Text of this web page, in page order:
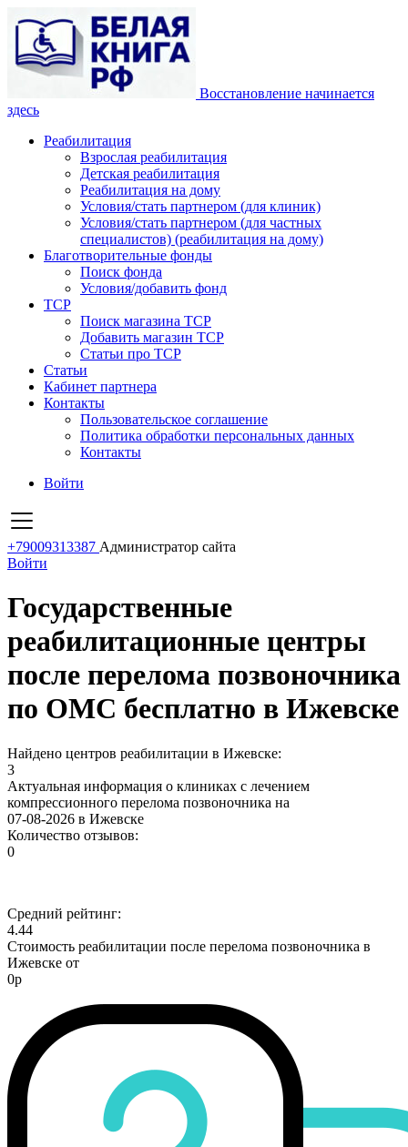
Восстановление начинается
здесь
Реабилитация
Взрослая реабилитация
Детская реабилитация
Реабилитация на дому
Условия/стать партнером (для клиник)
Условия/стать партнером (для частных
специалистов) (реабилитация на дому)
Благотворительные фонды
Поиск фонда
Условия/добавить фонд
ТСР
Поиск магазина ТСР
Добавить магазин ТСР
Статьи про ТСР
Статьи
Кабинет партнера
Контакты
Пользовательское соглашение
Политика обработки персональных данных
Контакты
Войти
+79009313387 Администратор сайта
Войти
Государственные
реабилитационные центры
после перелома позвоночника
по ОМС бесплатно в Ижевске
Найдено центров реабилитации в Ижевске:
3
Актуальная информация о клиниках с лечением
компрессионного перелома позвоночника на
07-08-2026 в Ижевске
Количество отзывов:
0
Средний рейтинг:
4.44
Стоимость реабилитации после перелома позвоночника в
Ижевске от
0р